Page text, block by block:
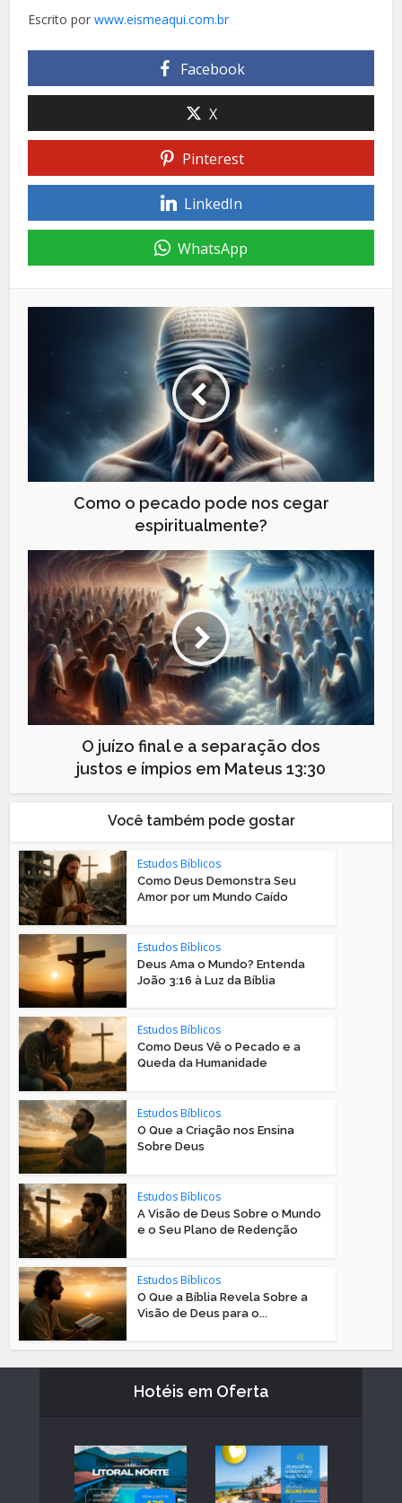
Escrito porwww.eismeaqui.com.br
Facebook
X
Pinterest
LinkedIn
WhatsApp
Como o pecado pode nos cegar
espiritualmente?
O juízo final e a separação dos
justos e ímpios em Mateus 13:30
Você também pode gostar
Estudos Bíblicos
Como Deus Demonstra Seu
Amor por um Mundo Caído
Estudos Bíblicos
Deus Ama o Mundo? Entenda
João 3:16 à Luz da Bíblia
Estudos Bíblicos
Como Deus Vê o Pecado e a
Queda da Humanidade
Estudos Bíblicos
O Que a Criação nos Ensina
Sobre Deus
Estudos Bíblicos
A Visão de Deus Sobre o Mundo
e o Seu Plano de Redenção
Estudos Bíblicos
O Que a Bíblia Revela Sobre a
Visão de Deus para o...
Hotéis em Oferta